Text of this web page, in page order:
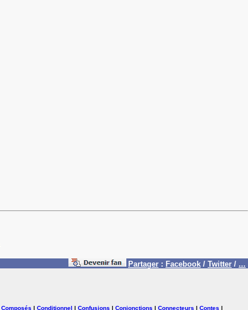
Partager : Facebook / Twitter / ...
Composés | Conditionnel | Confusions | Conjonctions | Connecteurs | Contes |